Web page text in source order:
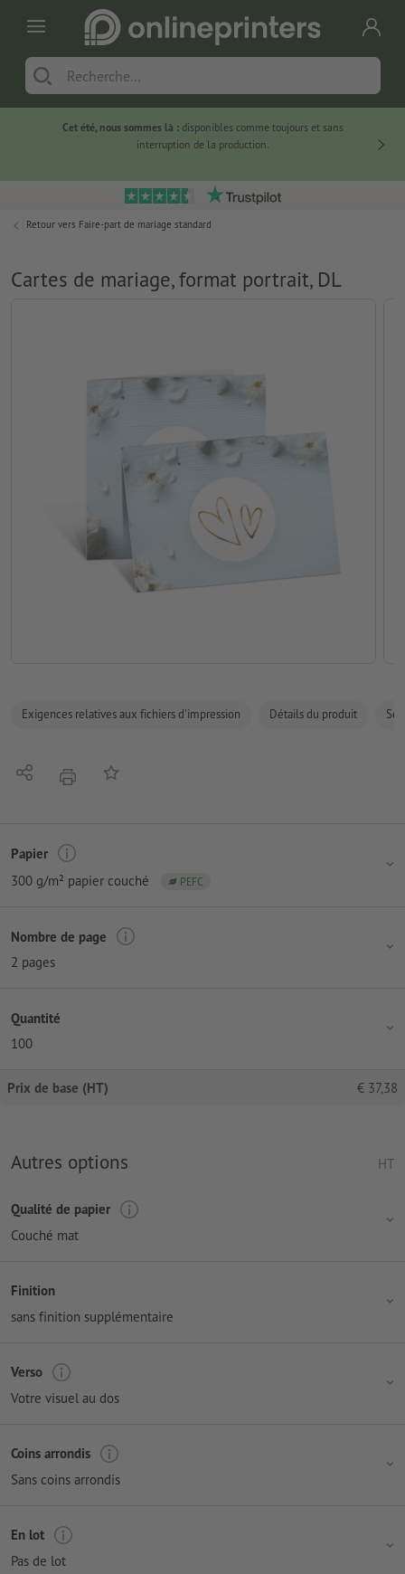
Cet été, nous sommes là :disponibles comme toujours et sans
interruption de la production.
Retour vers Faire-part de mariage standard
Cartes de mariage, format portrait, DL
Exigences relatives aux fichiers d'impression Détails du produit
PartagerimprimerAjouter à liste d'article
Papier
300 g/m² papier couché
PEFC
Nombre de page
2 pages
Quantité
100
Prix de base (HT) € 37,38
Autres options HT
Qualité de papier
Couché mat
Finition
sans finition supplémentaire
Verso
Votre visuel au dos
Coins arrondis
Sans coins arrondis
En lot
Pas de lot